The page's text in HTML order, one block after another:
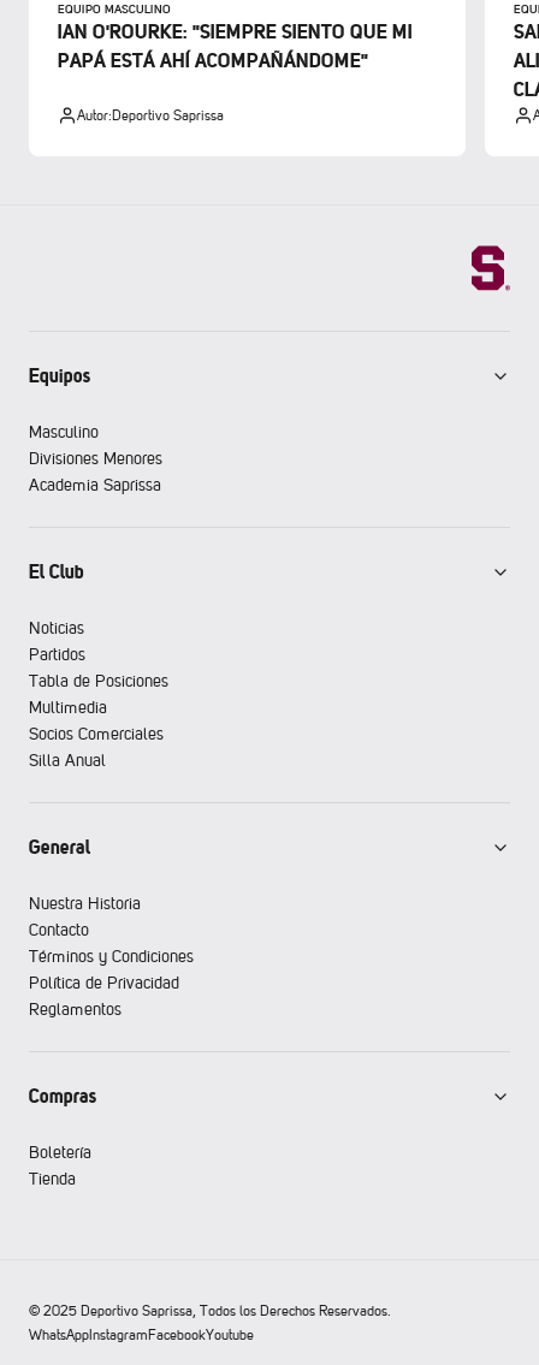
EQUIPO MASCULINO
IAN O'ROURKE: "SIEMPRE SIENTO QUE MI
PAPÁ ESTÁ AHÍ ACOMPAÑÁNDOME"
Autor:Deportivo Saprissa
Equipos
Masculino
Divisiones Menores
Academia Saprissa
El Club
Noticias
Partidos
Tabla de Posiciones
Multimedia
Socios Comerciales
Silla Anual
General
Nuestra Historia
Contacto
Términos y Condiciones
Política de Privacidad
Reglamentos
Compras
Boletería
Tienda
© 2025 Deportivo Saprissa, Todos los Derechos Reservados.
WhatsApp InstagramFacebookYoutube